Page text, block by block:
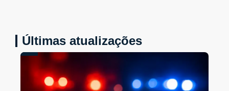
Últimas atualizações